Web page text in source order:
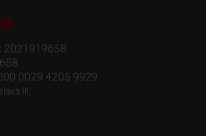
2021919658
0029 4205 9929
III,